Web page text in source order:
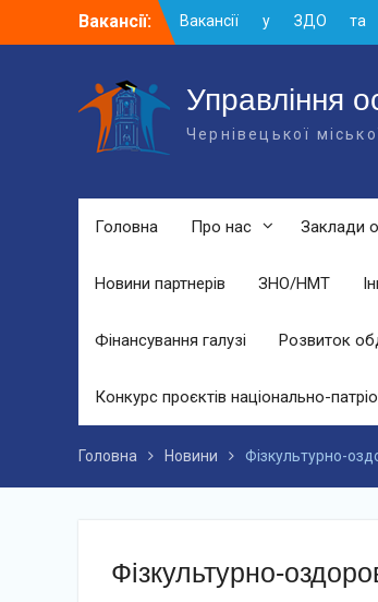
Вакансії:
Вакансії у ЗДО та
підрозділах ЗЗСО станом
Вакансії ЗЗСО серпень 2026
Вакансії ЗЗСО червень
Управління
Чернівецької
Головна Про нас Заклади
Новини партнерів ЗНО/НМТ
Фінансування галузі Розвиток
Конкурс проєктів національно-
Головна Новини Фізкультурно-
Фізкультурно-